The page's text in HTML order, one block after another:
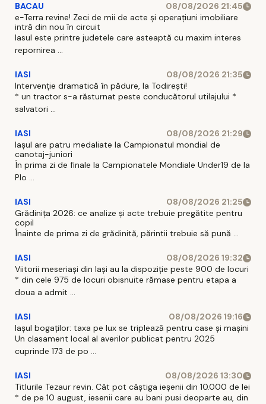
BACAU
08/08/2026 21:45
e-Terra revine! Zeci de mii de acte și operațiuni imobiliare
intră din nou în circuit
Iasul este printre judetele care asteaptă cu maxim interes
repornirea ...
IASI
08/08/2026 21:35
Intervenție dramatică în pădure, la Todirești!
* un tractor s-a răsturnat peste conducătorul utilajului *
salvatori ...
IASI
08/08/2026 21:29
Iaşul are patru medaliate la Campionatul mondial de
canotaj-juniori
În prima zi de finale la Campionatele Mondiale Under19 de la
Plo ...
IASI
08/08/2026 21:25
Grădinița 2026: ce analize și acte trebuie pregătite pentru
copil
Înainte de prima zi de grădinită, părintii trebuie să pună ...
IASI
08/08/2026 19:32
Viitorii meseriași din Iași au la dispoziție peste 900 de locuri
* din cele 975 de locuri obisnuite rămase pentru etapa a
doua a admit ...
IASI
08/08/2026 19:16
Iașul bogaților: taxa pe lux se triplează pentru case și mașini
Un clasament local al averilor publicat pentru 2025
cuprinde 173 de po ...
IASI
08/08/2026 13:30
Titlurile Tezaur revin. Cât pot câștiga ieșenii din 10.000 de lei
* de pe 10 august, iesenii care au bani pusi deoparte au, din